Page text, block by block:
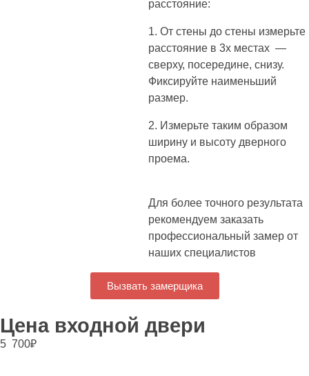
расстояние:
1. От стены до стены измерьте
расстояние в 3х местах —
сверху, посередине, снизу.
Фиксируйте наименьший
размер.
2. Измерьте таким образом
ширину и высоту дверного
проема.
Для более точного результата
рекомендуем заказать
профессиональный замер от
наших специалистов
Вызвать замерщика
Цена входной двери
5 700₽